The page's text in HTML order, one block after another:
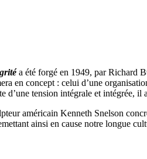
a été forgé en 1949, par Richard
en concept : celui d’une
d’une tension intégrale et intégrée,
américain Kenneth Snelson
ainsi en cause notre longue